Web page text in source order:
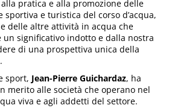
pratica e alla promozione delle
e turistica del corso d’acqua,
delle altre attività in acqua che
significativo indotto e dalla nostra
di una prospettiva unica della
sport, Jean-Pierre Guichardaz, ha
merito alle società che operano nel
viva e agli addetti del settore.